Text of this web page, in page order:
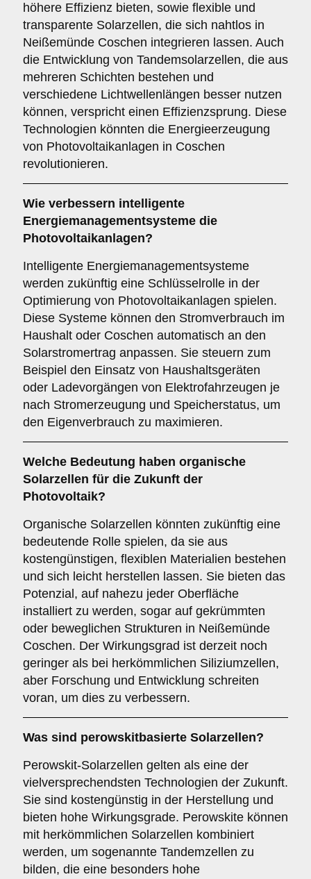
höhere Effizienz bieten, sowie flexible und
transparente Solarzellen, die sich nahtlos in
Neißemünde Coschen integrieren lassen. Auch
die Entwicklung von Tandemsolarzellen, die aus
mehreren Schichten bestehen und
verschiedene Lichtwellenlängen besser nutzen
können, verspricht einen Effizienzsprung. Diese
Technologien könnten die Energieerzeugung
von Photovoltaikanlagen in Coschen
revolutionieren.
Wie verbessern intelligente
Energiemanagementsysteme die
Photovoltaikanlagen?
Intelligente Energiemanagementsysteme
werden zukünftig eine Schlüsselrolle in der
Optimierung von Photovoltaikanlagen spielen.
Diese Systeme können den Stromverbrauch im
Haushalt oder Coschen automatisch an den
Solarstromertrag anpassen. Sie steuern zum
Beispiel den Einsatz von Haushaltsgeräten
oder Ladevorgängen von Elektrofahrzeugen je
nach Stromerzeugung und Speicherstatus, um
den Eigenverbrauch zu maximieren.
Welche Bedeutung haben organische
Solarzellen für die Zukunft der
Photovoltaik?
Organische Solarzellen könnten zukünftig eine
bedeutende Rolle spielen, da sie aus
kostengünstigen, flexiblen Materialien bestehen
und sich leicht herstellen lassen. Sie bieten das
Potenzial, auf nahezu jeder Oberfläche
installiert zu werden, sogar auf gekrümmten
oder beweglichen Strukturen in Neißemünde
Coschen. Der Wirkungsgrad ist derzeit noch
geringer als bei herkömmlichen Siliziumzellen,
aber Forschung und Entwicklung schreiten
voran, um dies zu verbessern.
Was sind perowskitbasierte Solarzellen?
Perowskit-Solarzellen gelten als eine der
vielversprechendsten Technologien der Zukunft.
Sie sind kostengünstig in der Herstellung und
bieten hohe Wirkungsgrade. Perowskite können
mit herkömmlichen Solarzellen kombiniert
werden, um sogenannte Tandemzellen zu
bilden, die eine besonders hohe